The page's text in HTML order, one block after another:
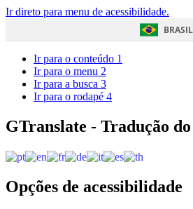
Ir direto para menu de acessibilidade.
BRASIL
Ir para o conteúdo 1
Ir para o menu 2
Ir para a busca 3
Ir para o rodapé 4
GTranslate - Tradução
Opções de acessibilidade